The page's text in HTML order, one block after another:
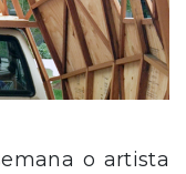
o artista